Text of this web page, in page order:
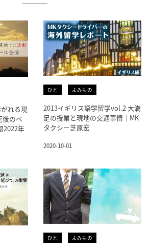
れる現
後のペ
2022年
ひと よみもの
2013イギリス語学留学vol.2 大満
足の授業と現地の交通事情｜MK
タクシー芝原宏
2020-10-01
ひと よみもの